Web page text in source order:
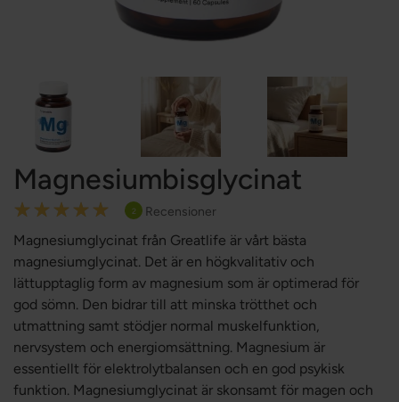
Magnesiumbisglycinat
Rating:
100
% of100
2 Recensioner
Magnesiumglycinat från Greatlife är vårt bästa
magnesiumglycinat. Det är en högkvalitativ och
lättupptaglig form av magnesium som är optimerad för
god sömn. Den bidrar till att minska trötthet och
utmattning samt stödjer normal muskelfunktion,
nervsystem och energiomsättning. Magnesium är
essentiellt för elektrolytbalansen och en god psykisk
funktion. Magnesiumglycinat är skonsamt för magen och